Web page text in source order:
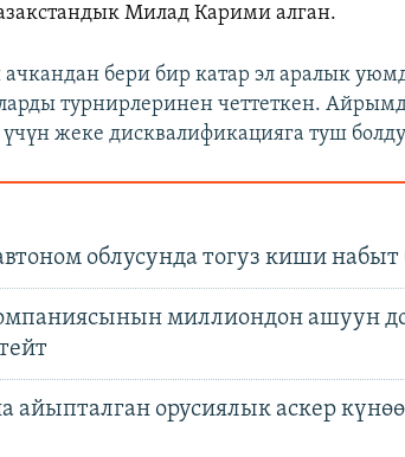
Милад Карими алган.
бери бир катар эл аралык
турнирлеринен четтеткен.
жеке дисквалификацияга туш болду
облусунда тогуз киши набыт
миллиондон ашуун
орусиялык аскер